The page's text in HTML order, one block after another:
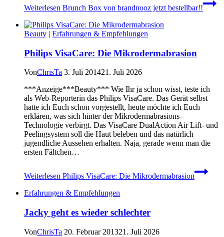
Weiterlesen Brunch Box von brandnooz jetzt bestellbar!!
Beauty | Erfahrungen & Empfehlungen
Philips VisaCare: Die Mikrodermabrasion
VonChrisTa 3. Juli 201421. Juli 2026
***Anzeige***Beauty*** Wie Ihr ja schon wisst, teste ich
als Web-Reporterin das Philips VisaCare. Das Gerät selbst
hatte ich Euch schon vorgestellt, heute möchte ich Euch
erklären, was sich hinter der Mikrodermabrasions-
Technologie verbirgt. Das VisaCare DualAction Air Lift- und
Peelingsystem soll die Haut beleben und das natürlich
jugendliche Aussehen erhalten. Naja, gerade wenn man die
ersten Fältchen…
Weiterlesen Philips VisaCare: Die Mikrodermabrasion
Erfahrungen & Empfehlungen
Jacky geht es wieder schlechter
VonChrisTa 20. Februar 201321. Juli 2026